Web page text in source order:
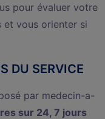
pour évaluer votre
et vous orienter si
DU SERVICE
par medecin-a-
sur 24, 7 jours